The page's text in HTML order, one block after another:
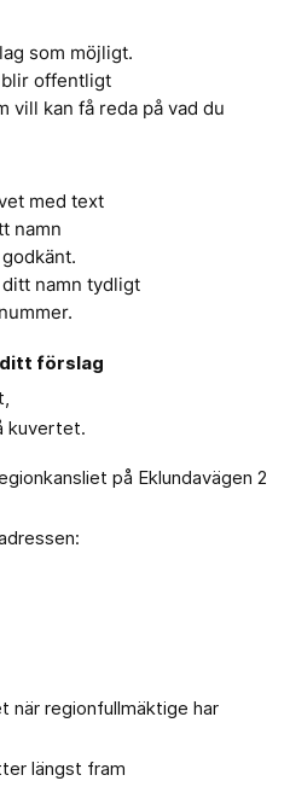
som möjligt.
offentligt
vill kan få reda på vad du
med text
namn
namn tydligt
ditt förslag
kuvertet.
på Eklundavägen 2
när regionfullmäktige har
längst fram